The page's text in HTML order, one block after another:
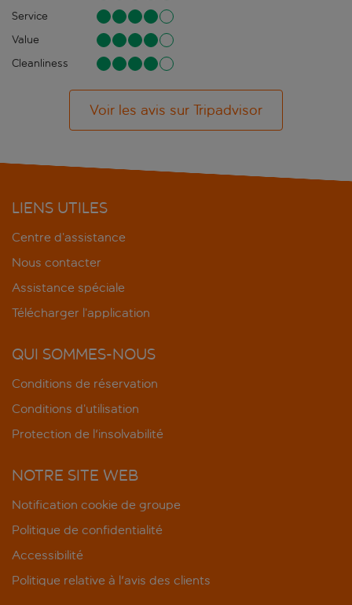
Service
Value
Cleanliness
Voir les avis sur Tripadvisor
LIENS UTILES
Centre d’assistance
Nous contacter
Assistance spéciale
Télécharger l’application
QUI SOMMES-NOUS
Conditions de réservation
Conditions d’utilisation
Protection de l'insolvabilité
NOTRE SITE WEB
Notification cookie de groupe
Politique de confidentialité
Accessibilité
Politique relative à l'avis des clients